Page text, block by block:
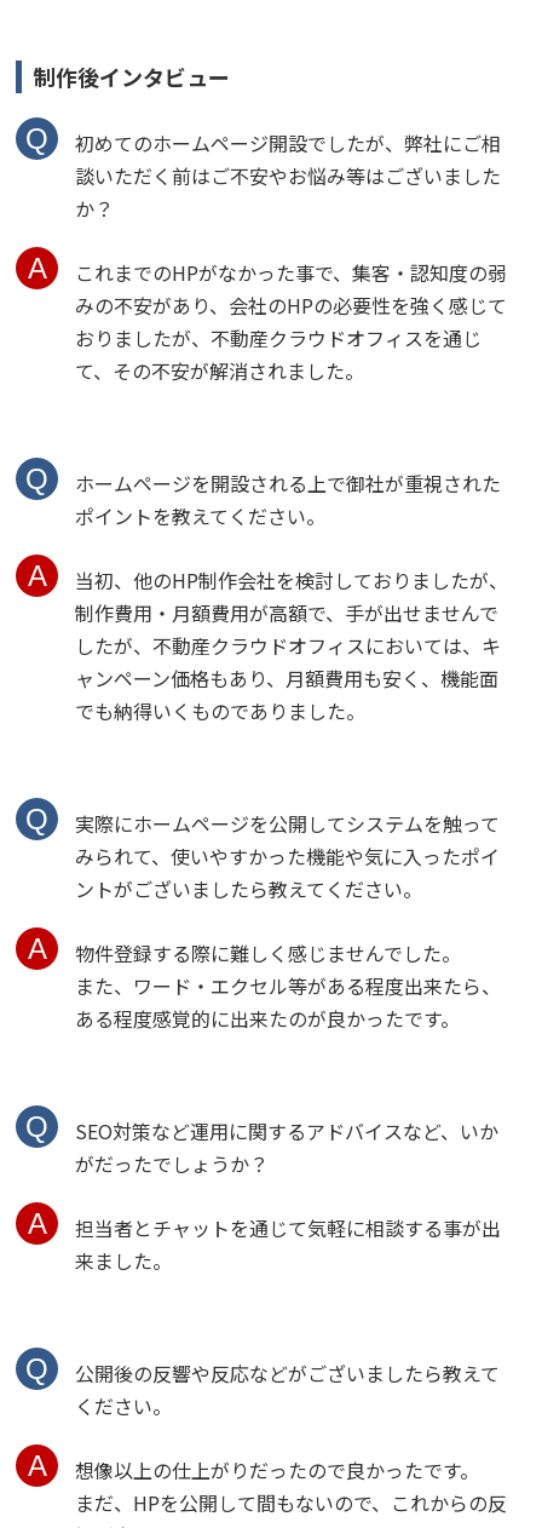
制作後インタビュー
初めてのホームページ開設でしたが、弊社にご相
談いただく前はご不安やお悩み等はございました
か？
これまでのHPがなかった事で、集客・認知度の弱
みの不安があり、会社のHPの必要性を強く感じて
おりましたが、不動産クラウドオフィスを通じ
て、その不安が解消されました。
ホームページを開設される上で御社が重視された
ポイントを教えてください。
当初、他のHP制作会社を検討しておりましたが、
制作費用・月額費用が高額で、手が出せませんで
したが、不動産クラウドオフィスにおいては、キ
ャンペーン価格もあり、月額費用も安く、機能面
でも納得いくものでありました。
実際にホームページを公開してシステムを触って
みられて、使いやすかった機能や気に入ったポイ
ントがございましたら教えてください。
物件登録する際に難しく感じませんでした。
また、ワード・エクセル等がある程度出来たら、
ある程度感覚的に出来たのが良かったです。
SEO対策など運用に関するアドバイスなど、いか
がだったでしょうか？
担当者とチャットを通じて気軽に相談する事が出
来ました。
公開後の反響や反応などがございましたら教えて
ください。
想像以上の仕上がりだったので良かったです。
まだ、HPを公開して間もないので、これからの反